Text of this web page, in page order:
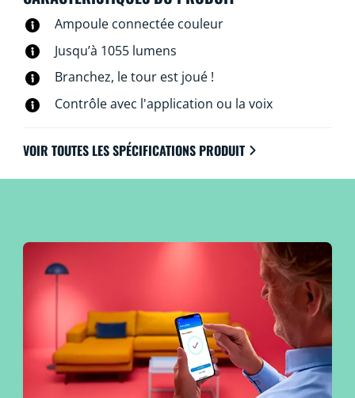
Ampoule connectée couleur
Jusqu’à 1055 lumens
Branchez, le tour est joué !
Contrôle avec l'application ou la voix
VOIR TOUTES LES SPÉCIFICATIONS PRODUIT